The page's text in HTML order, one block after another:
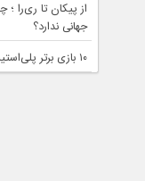
از پیکان تا ری‌را
جهانی ندارد؟
۱۰ بازی برتر پلی‌استیشن ۱ که در تاریخ ماندگار شدند